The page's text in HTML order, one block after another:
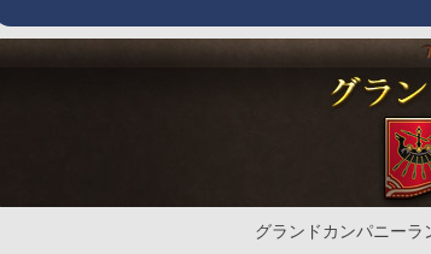
グランドカンパニーラ